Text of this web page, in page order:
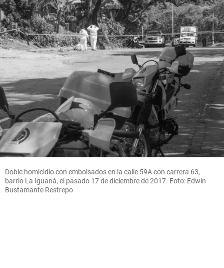
Doble homicidio con embolsados en la calle 59A con carrera 63,
barrio La Iguaná, el pasado 17 de diciembre de 2017. Foto: Edwin
Bustamante Restrepo